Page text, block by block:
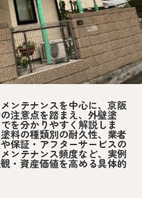
ンテナンスを中心に、京阪
注意点を踏まえ、外壁塗
を分かりやすく解説しま
料の種類別の耐久性、業者
保証・アフターサービスの
ンテナンス頻度など、実例
・資産価値を高める具体的